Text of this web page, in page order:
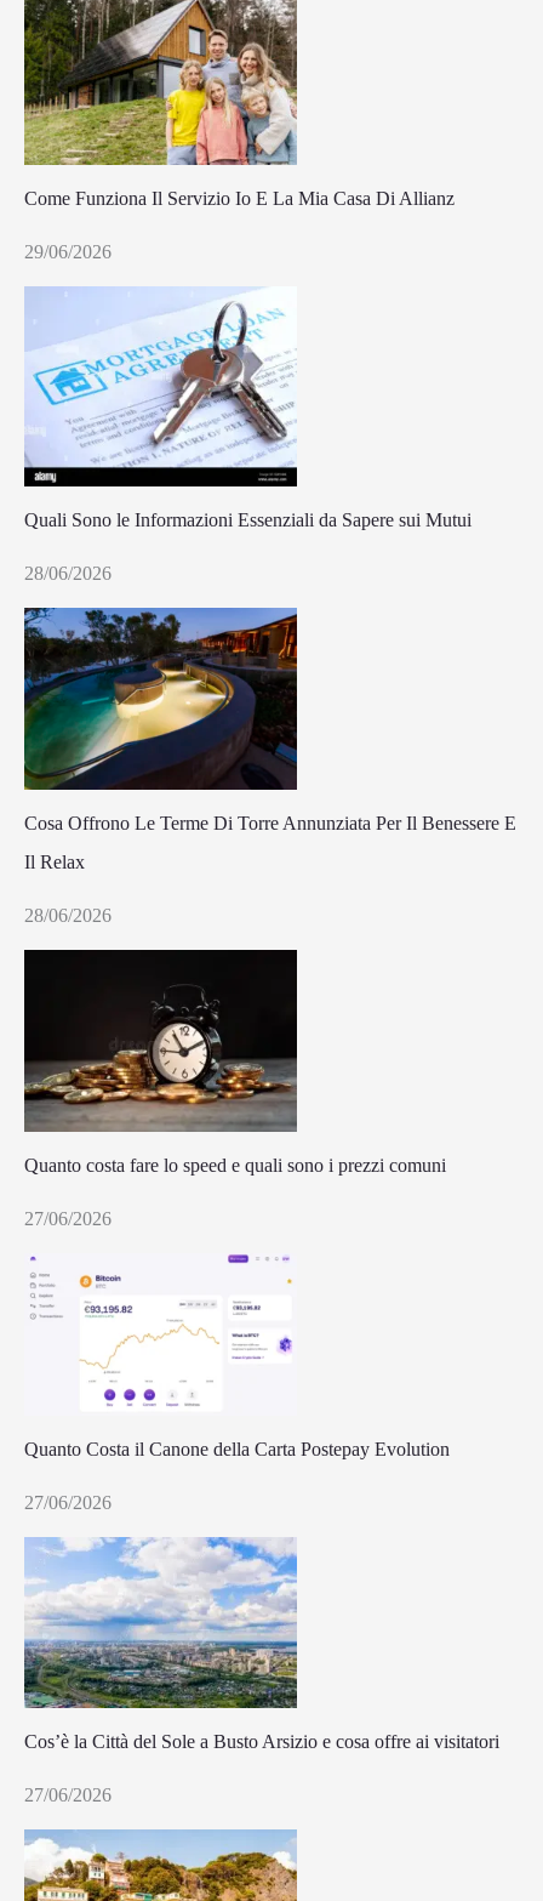
Come Funziona Il Servizio Io E La Mia Casa Di Allianz
29/06/2026
Quali Sono le Informazioni Essenziali da Sapere sui Mutui
28/06/2026
Cosa Offrono Le Terme Di Torre Annunziata Per Il Benessere E
Il Relax
28/06/2026
Quanto costa fare lo speed e quali sono i prezzi comuni
27/06/2026
Quanto Costa il Canone della Carta Postepay Evolution
27/06/2026
Cos’è la Città del Sole a Busto Arsizio e cosa offre ai visitatori
27/06/2026